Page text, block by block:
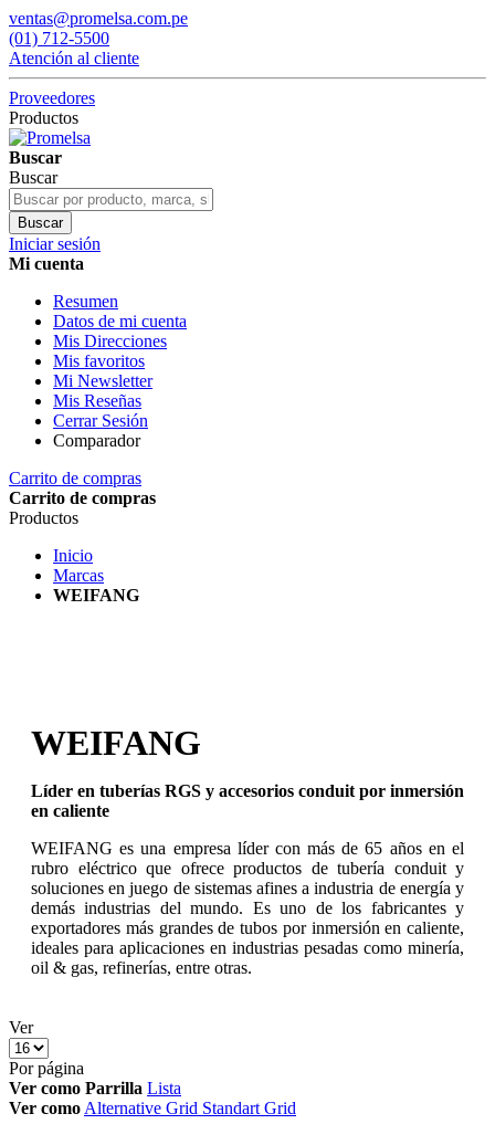
ventas@promelsa.com.pe
(01) 712-5500
Atención al cliente
Proveedores
Productos
Buscar
Buscar
Buscar
Iniciar sesión
Mi cuenta
Resumen
Datos de mi cuenta
Mis Direcciones
Mis favoritos
Mi Newsletter
Mis Reseñas
Cerrar Sesión
Comparador
Carrito de compras
Carrito de compras
Productos
Inicio
Marcas
WEIFANG
WEIFANG
Líder en tuberías RGS y accesorios conduit por inmersión
en caliente
WEIFANG es una empresa líder con más de 65 años en el
rubro eléctrico que ofrece productos de tubería conduit y
soluciones en juego de sistemas afines a industria de energía y
demás industrias del mundo. Es uno de los fabricantes y
exportadores más grandes de tubos por inmersión en caliente,
ideales para aplicaciones en industrias pesadas como minería,
oil & gas, refinerías, entre otras.
Ver
Por página
Ver como Parrilla Lista
Ver como Alternative Grid Standart Grid